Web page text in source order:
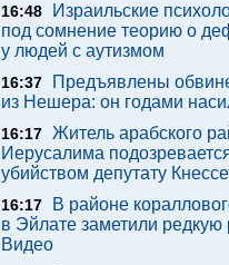
16:48
Израильские
под сомнение теорию о
у людей с аутизмом
16:37
Предъявлены
из Нешера: он годами
16:17 Житель арабского
Иерусалима
убийством депутату
16:17
В районе
в Эйлате заметили редкую
Видео